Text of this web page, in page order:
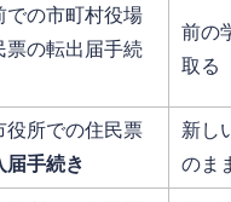
での市町村役場
票の転出届手続
前の
取る
役所での住民票
届手続き
新し
のま